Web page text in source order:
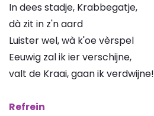
In dees stadje, Krabbegatje,
dà zit in z'n aard
Luister wel, wà k'oe vèrspel
Eeuwig zal ik ier verschijne,
valt de Kraai, gaan ik verdwijne!
Refrein